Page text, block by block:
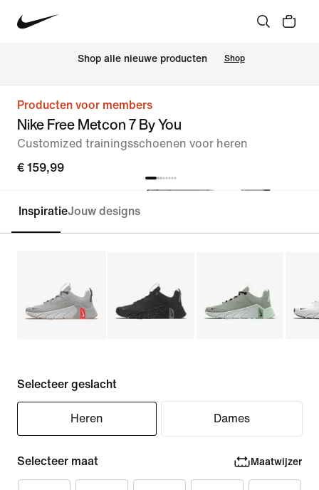
Shop alle nieuwe producten Shop
Producten voor members
Nike Free Metcon 7 By You
Customized trainingsschoenen voor heren
€ 159,99
Customize
InspiratieJouw designs
Selecteer geslacht
Heren Dames
Selecteer maat Maatwijzer